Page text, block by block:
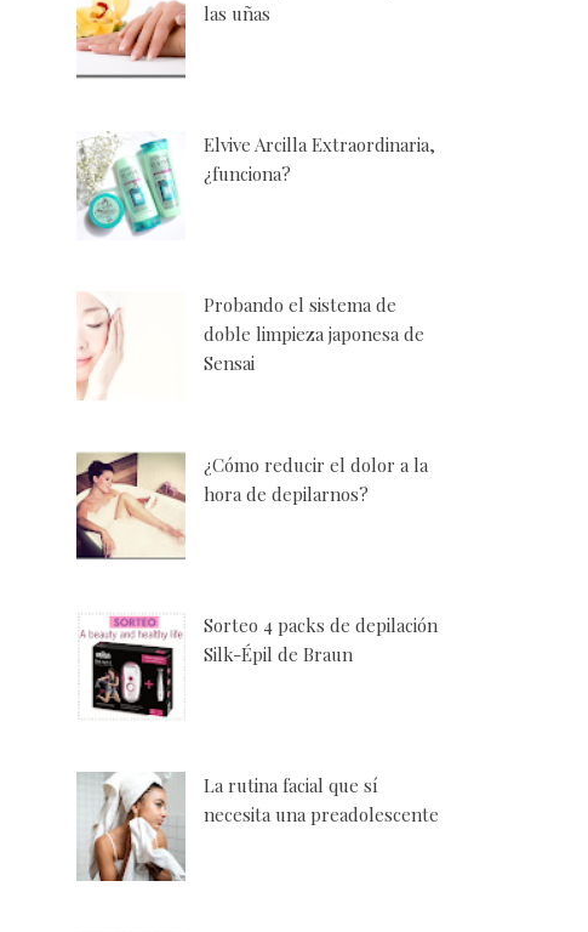
las uñas
Elvive Arcilla Extraordinaria,
¿funciona?
Probando el sistema de
doble limpieza japonesa de
Sensai
¿Cómo reducir el dolor a la
hora de depilarnos?
Sorteo 4 packs de depilación
Silk-Épil de Braun
La rutina facial que sí
necesita una preadolescente